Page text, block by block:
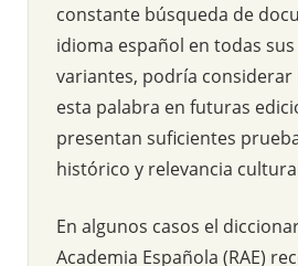
constante búsqueda de
idioma español en todas
variantes, podría considerar
esta palabra en futuras
presentan suficientes
histórico y relevancia
En algunos casos el
Academia Española (RAE)